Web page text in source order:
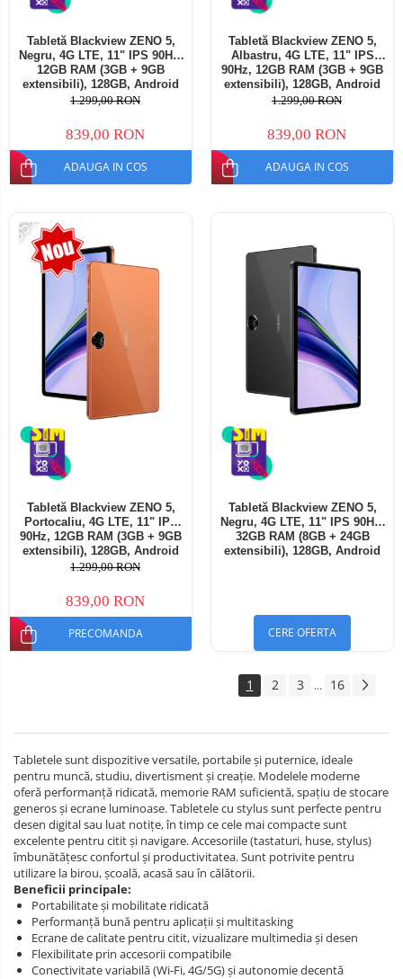
Tabletă Blackview ZENO 5,
Negru, 4G LTE, 11" IPS 90Hz,
12GB RAM (3GB + 9GB
extensibili), 128GB, Android
16, Unisoc T7250, 8300mAh,
SIM
1.299,00 RON
839,00 RON
ADAUGA IN COS
Tabletă Blackview ZENO 5,
Albastru, 4G LTE, 11" IPS
90Hz, 12GB RAM (3GB + 9GB
extensibili), 128GB, Android
16, Unisoc T7250, 8300mAh,
SIM
1.299,00 RON
839,00 RON
ADAUGA IN COS
-35%
Tabletă Blackview ZENO 5,
Portocaliu, 4G LTE, 11" IPS
90Hz, 12GB RAM (3GB + 9GB
extensibili), 128GB, Android
16, Unisoc T7250, 8300mAh,
SIM
1.299,00 RON
839,00 RON
PRECOMANDA
Tabletă Blackview ZENO 5,
Negru, 4G LTE, 11" IPS 90Hz,
32GB RAM (8GB + 24GB
extensibili), 128GB, Android
CERE OFERTA
1 2 3 ... 16
Tabletele sunt dispozitive versatile, portabile și puternice, ideale
pentru muncă, studiu, divertisment și creație. Modelele moderne
oferă performanță ridicată, memorie RAM suficientă, spațiu de stocare
generos și ecrane luminoase. Tabletele cu stylus sunt perfecte pentru
desen digital sau luat notițe, în timp ce cele mai compacte sunt
excelente pentru citit și navigare. Accesoriile (tastaturi, huse, stylus)
îmbunătățesc confortul și productivitatea. Sunt potrivite pentru
utilizare la birou, școală, acasă sau în călătorii.
Beneficii principale:
Portabilitate și mobilitate ridicată
Performanță bună pentru aplicații și multitasking
Ecrane de calitate pentru citit, vizualizare multimedia și desen
Flexibilitate prin accesorii compatibile
Conectivitate variabilă (Wi‑Fi, 4G/5G) și autonomie decentă